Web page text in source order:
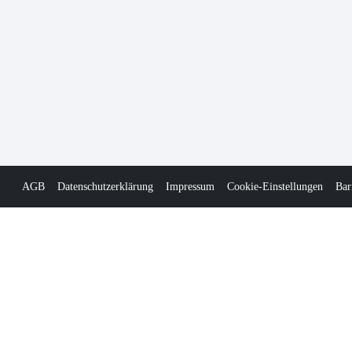
AGB Datenschutzerklärung Impressum Cookie-Einstellungen